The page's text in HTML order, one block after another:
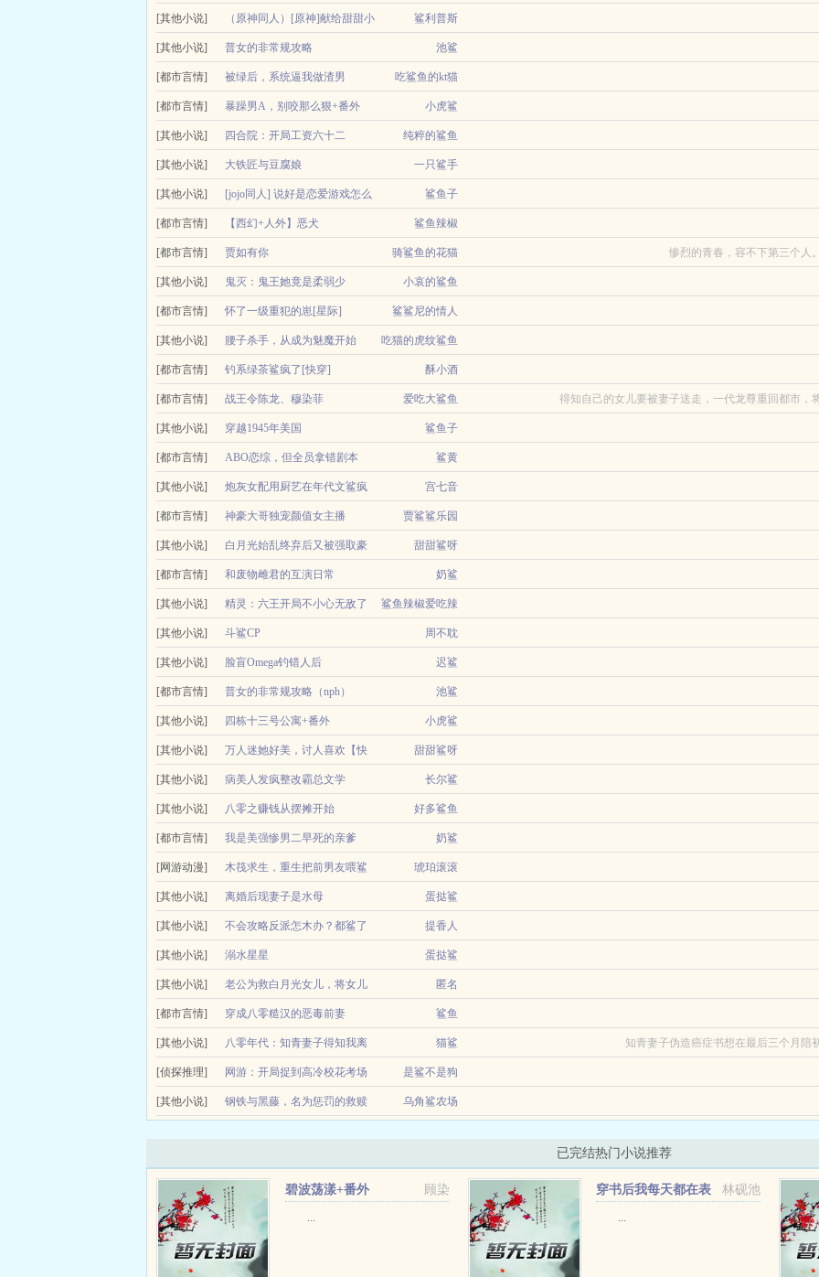
老公为救白月光女儿，将女儿喂鲨鱼全文版，作者匿名，著名作家匿名精心打造的经典短篇小说老公为救白月光女儿，将女儿喂鲨鱼，
窗，欢迎品读！本书共10783字，8章节，目前完结。小说详...
顶级豪门全员火葬场男竞修罗场前世，手握千亿家产的霍清梨，活成了全港城最大的笑话。产检出来的那天，霸凌者和老公火热缠绵，
而终，一尸两命。重...
小说简介魅魔今天也在藏尾巴作者好多鲨鱼文案乐队主唱焦雪枞一觉醒来变成魅魔了就在他们鼓手退出乐队后的第一个星期这有什么用
的生物焦雪枞艰难地收回不住看向镜子的视线想要不爱上...
[其他小说] （原神同人）[原神]献给甜甜小
狐狸
鲨利普斯
[其他小说] 普女的非常规攻略 池鲨
[都市言情] 被绿后，系统逼我做渣男 吃鲨鱼的kt猫
杨帆为了让她上大学，主动辍学去送外卖，三年后她考上研究生，杨帆向她求婚却惨遭拒绝。你不会以为我一个研究生会嫁给你个送外
消费返现系统觉醒了。几个月后，杨帆身穿阿尼码名牌服装，从价值上亿的...
[都市言情] 暴躁男A，别咬那么狠+番外 小虎鲨
[其他小说] 四合院：开局工资六十二 纯粹的鲨鱼
（本书原创单女主戾气偏轻生活向）我林凡万万没想到，在三十岁那年加班的夜里赶上了穿越末班车。被系统带到了情满四合院剧中，
间，空间内物资丰富。可剧情貌似不太对啊？一大爷易中海怎么上来就想...
[其他小说] 大铁匠与豆腐娘 一只鲨手
世间三大苦，撑船打铁卖豆腐。豆腐娘阿绵作为本地土著，一直梦想着有一天发财，能开一家属于自己的铺子然而稀里糊涂被他人换亲
给我！阿绵？穿越...
[其他小说] [jojo同人] 说好是恋爱游戏怎么
变成了rpg
鲨鱼子
[都市言情] 【西幻+人外】恶犬 鲨鱼辣椒
男主明明是猫科动物，为什幺标题是恶犬呢？因为他真的很恶，也真的很狗。避雷男主从小就在角斗场跟烂人们一起混着长大，满嘴脏
候不会说脏话新文我先开为敬，坑挖了，存稿...
[都市言情] 贾如有你 骑鲨鱼的花猫 惨烈的青春，容不下第三个人
[其他小说] 鬼灭：鬼王她竟是柔弱少
女？！
小哀的鲨鱼
（原书名）熬最狠的夜，看最无语的书！穿进自己看的同人小说还穿成大反派无惨，一心想着回去却屡屡失败？重生后，她表示从今天
惨！她试想过摆烂改变剧情后会发生的无数种可能，却怎么也没想...
[都市言情] 怀了一级重犯的崽[星际] 鲨鲨尼的情人
别名星际第一安抚师团宠1v1Cp有人型但不乐意给人看绿茶老流氓狼王攻x我真的什么也没干是他自己非要给我看可爱笨蛋小蛋糕受1星元
年。目前发现唯一的特...
[其他小说] 腰子杀手，从成为魅魔开始 吃猫的虎纹鲨鱼
意外转生到一颗魅魔蛋中，还没等孵化就因意外胎死，似乎是读者老爷看他可怜，又一次转生到了一名刚成为孤儿的宇智波少年身上。
真俊呐，一看就是个好生养的小美人儿，今儿个就是你的成人礼...
[都市言情] 钓系绿茶鲨疯了[快穿] 酥小酒
小狐狸慕离死得轰轰烈烈。 只因她强闯西天灵山，强攀上了那朵不可亵渎的佛莲。 天道震怒，九重雷劫加身。 魂飞魄散之际
眸。 再睁眼，她只剩下一缕残魂。 一盏魂灯飘到她面前，天道垂怜，赐...
[都市言情] 战王令陈龙、穆染菲 爱吃大鲨鱼 得知自己的女儿要被妻子送走，一代龙尊重回都市，
[其他小说] 穿越1945年美国 鲨鱼子
穿越到了教父电影的世界，被未来的教父迈克一见钟情，狂热追求。走开啊！谁要和mafia扯上关系！她可是立志当华尔街之狼的女人！
充...
[都市言情] ABO恋综，但全员拿错剧本 鲨黄
鹿旖被邀请参加一档恋爱综艺后，原本想着快快乐乐谈恋爱，却没想到因为自己随手在履历上填写了一项奇葩的世界纪录恋爱游戏攻略
综里的特殊角色海王...
[其他小说] 炮灰女配用厨艺在年代文鲨疯
了
宫七音
[都市言情] 神豪大哥独宠颜值女主播 贾鲨鲨乐园
小说简介神豪大哥独宠颜值女主播作者贾鲨鲨乐园文案颜值主播日常pk慢节奏神豪大哥溺爱大姐成长型女主多男主走投无路的盼夏只好
播，没想到不仅粉丝越来越多，之前的...
[其他小说] 白月光始乱终弃后又被强取豪
夺了
甜甜鲨呀
小说简介入赘前夕随全家流放作者五十弦简介︰外表清冷内心呆萌不善言辞i人（受）x人前装乖人后腹黑心思深沉年下（攻）双洁主受柳
妻。年下弟弟情不知所起，意外将人吃...
[都市言情] 和废物雌君的互演日常 奶鲨
白却是虫族小说里的路人雄虫炮灰。这个世界的主角是一对渣攻贱受，而主角受是渣攻的抹布小可怜雌奴。某日，白却围观了一只腰窄
男主受无疑。...
[其他小说] 精灵：六王开局不小心无敌了 鲨鱼辣椒爱吃辣
椒
林逸穿越到一个精灵和现实融合的世界，获得了超级无敌幸运星buff。路边捡到的精灵蛋竟然是闪光拉鲁拉丝蛋，山洞中找到的石头是被
小洋葱是时拉比！钓鱼钓到的是盖欧卡？不熟悉神奇宝贝的也可以食用...
[其他小说] 斗鲨CP 周不耽
[其他小说] 脸盲Omega钓错人后 迟鲨
1作为帝国唯一的Omega小亲王，裴然从小被捧在手心养大，漂亮又娇气，走到哪里都是目光焦点。但所有人都知道，裴然从来不会将目
待遇。alpha...
[都市言情] 普女的非常规攻略（nph） 池鲨
普女修罗场雄竞nph男全处付浅的人生是循规蹈矩的。平凡，无趣，庸俗。因为普通，所以她从没奢求过桃花运。直到某一天，她认识的
天，她获得了一个金手指系统—...
[其他小说] 四栋十三号公寓+番外 小虎鲨
[其他小说] 万人迷她好美，讨人喜欢【快
穿】
甜甜鲨呀
「新书评分低，后面会涨，第四卷卷末有一章征集贴是接下来的十个故事简介」美貌，是上天给予的礼物，但是一个人若太过美貌，就
成为负累清妩表示，她要找，就要找最好的，来守护她的美貌，而她的...
[其他小说] 病美人发疯整改霸总文学 长尔鲨
重活一次，洛千涧才知道自己不过是活在古早霸总文学里的炮灰，只是主角爱情p1ay的一环。 更夸张的是，组
[其他小说] 八零之赚钱从摆摊开始 好多鲨鱼
[都市言情] 我是美强惨男二早死的亲爹 奶鲨
我是美强惨男二早死的亲爹作者奶鲨完结 一次意外，18岁物理天才高中生楚岚穿越到了十几年之后。 他发现自己其实生活在一本
上。 因为故事开始的...
[网游动漫] 木筏求生，重生把前男友喂鲨
鱼
琥珀滚滚
求生空间种田主角普通人微萌略怂韩笑，二十三岁的她被拉进了木筏求生游戏里，二十四岁便含笑九泉。无他，狗男友脚踩两条船被韩
必定要让狗男友被啃的渣都不剩。木筏求生，重生把前男友喂鲨鱼...
[其他小说] 离婚后现妻子是水母 蛋挞鲨
[其他小说] 不会攻略反派怎木办？都鲨了
吧！
提香人
黎雾水穿成了男频修仙文中的恶毒女配。她为了活命，不得不接下攻略反派任务。可是攻略反派什么的，她不会啊！初见反派，反派提
派后来她为了攻略反派任务，每天都会给反派的通灵玉柬发消...
[其他小说] 溺水星星 蛋挞鲨
[其他小说] 老公为救白月光女儿，将女儿
喂鲨鱼
匿名
五一度假遇到大白鲨。我的老公作为海洋动物驯养员。却故意弄破女儿的手指，让她引开鲨鱼。只为救她白月光的女儿。等我赶到时，
烦地怒...
[都市言情] 穿成八零糙汉的恶毒前妻 鲨鱼
[其他小说] 八零年代：知青妻子得知我离
开后悔断肠
猫鲨 知青妻子伪造癌症书想在最后三个月陪
[侦探推理] 网游：开局捉到高冷校花考场
作弊
是鲨不是狗
[其他小说] 钢铁与黑藤，名为惩罚的救赎 乌角鲨农场
已完结热门小说推荐
顾染
碧波荡漾+番外
...
林砚池
穿书后我每天都在表
...